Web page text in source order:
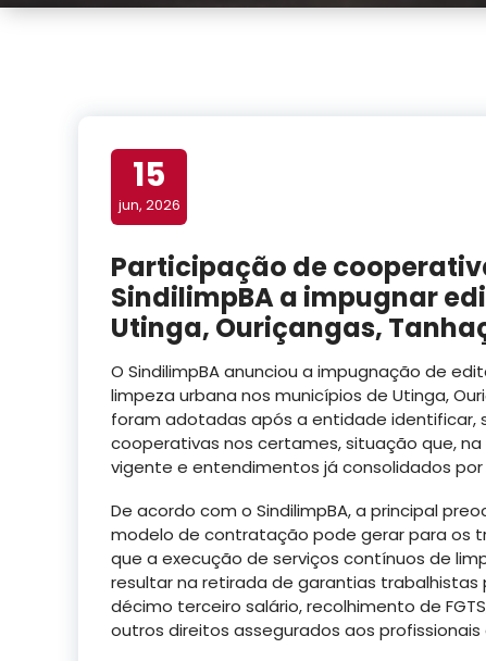
15
jun, 2026
Participação de
SindilimpBA a impugnar
Utinga, Ouriçangas,
O SindilimpBA anunciou a impugnação de
limpeza urbana nos municípios de Utinga,
foram adotadas após a entidade identificar,
cooperativas nos certames, situação que,
vigente e entendimentos já consolidados
De acordo com o SindilimpBA, a principal
modelo de contratação pode gerar para os
que a execução de serviços contínuos de
resultar na retirada de garantias
décimo terceiro salário, recolhimento de
outros direitos assegurados aos